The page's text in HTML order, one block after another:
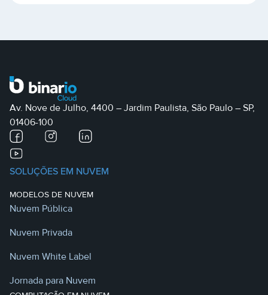
Av. Nove de Julho, 4400 – Jardim Paulista, São Paulo – SP,
01406-100
SOLUÇÕES EM NUVEM
MODELOS DE NUVEM
Nuvem Pública
Nuvem Privada
Nuvem White Label
Jornada para Nuvem